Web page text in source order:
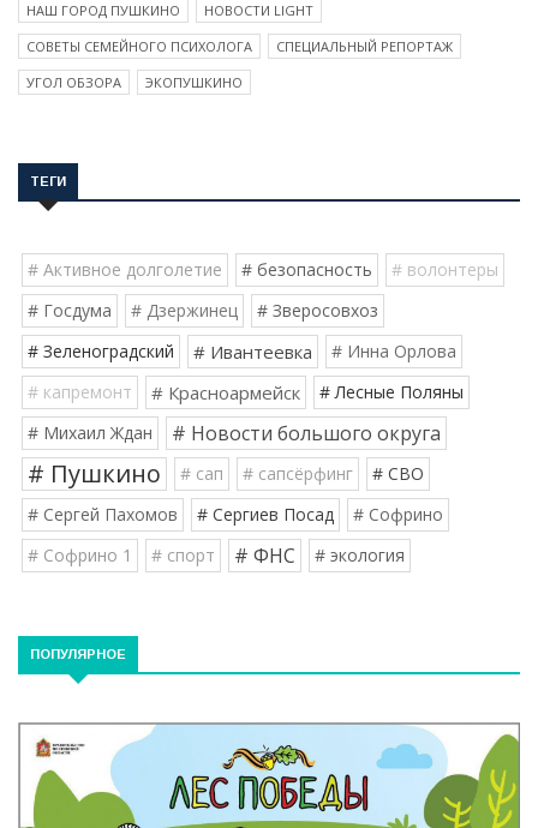
НАШ ГОРОД ПУШКИНО
НОВОСТИ LIGHT
СОВЕТЫ СЕМЕЙНОГО ПСИХОЛОГА
СПЕЦИАЛЬНЫЙ РЕПОРТАЖ
УГОЛ ОБЗОРА
ЭКОПУШКИНО
ТЕГИ
# Активное долголетие # безопасность
# волонтеры
# Госдума
# Дзержинец
# Зверосовхоз
# Зеленоградский
# Ивантеевка
# Инна Орлова
# капремонт
# Красноармейск
# Лесные Поляны
# Михаил Ждан
# Новости большого округа
# Пушкино # сап # сапсёрфинг
# СВО
# Сергей Пахомов
# Сергиев Посад
# Софрино
# Софрино 1
# спорт # ФНС # экология
ПОПУЛЯРНОЕ